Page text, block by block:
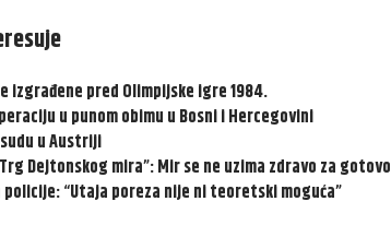
izgrađene pred Olimpijske igre 1984.
u punom obimu u Bosni i Hercegovini
u Austriji
Dejtonskog mira”: Mir se ne uzima zdravo za gotovo
policije: “Utaja poreza nije ni teoretski moguća”